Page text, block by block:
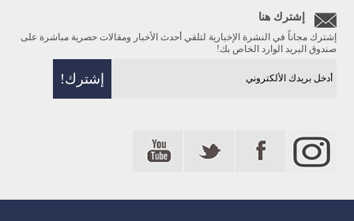
إشترك هنا
إشترك مجاناً في النشرة الإخبارية لتلقي أحدث الأخبار ومقالات حصرية مباشرة على
صندوق البريد الوارد الخاص بك!